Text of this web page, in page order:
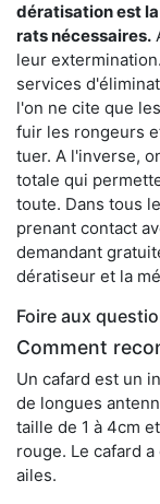
dératisation est
rats nécessaires.
leur
services
l'on ne cite que
fuir les rongeurs
tuer. A l'inverse,
totale qui
toute. Dans tous
prenant contact
demandant
dératiseur et la
Foire aux
Comment
Un cafard est un
de longues
taille de 1 à 4cm
rouge. Le cafard
ailes.